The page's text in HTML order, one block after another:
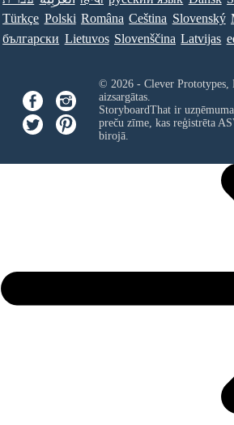
Türkçe Polski Româna Ceština Slovenský
български Lietuvos Slovenščina Latvijas
© 2026 - Clever Prototypes,
aizsargātas.
StoryboardThat ir uzņēmuma
preču zīme, kas reģistrēta
birojā.